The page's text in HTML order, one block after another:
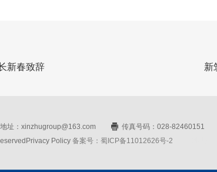
新春致辞 新
址：xinzhugroup@163.com
传真号码：028-82460151
Policy 备案号：蜀ICP备11012626号-2